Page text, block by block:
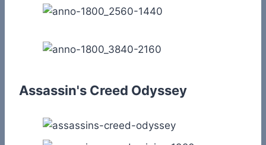
Assassin's Creed Odyssey